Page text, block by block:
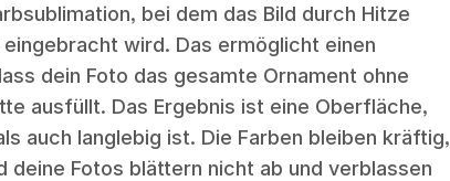
bei dem das Bild durch Hitze
wird. Das ermöglicht einen
dein Foto das gesamte Ornament ohne
ausfüllt. Das Ergebnis ist eine Oberfläche,
auch langlebig ist. Die Farben bleiben kräftig,
deine Fotos blättern nicht ab und verblassen